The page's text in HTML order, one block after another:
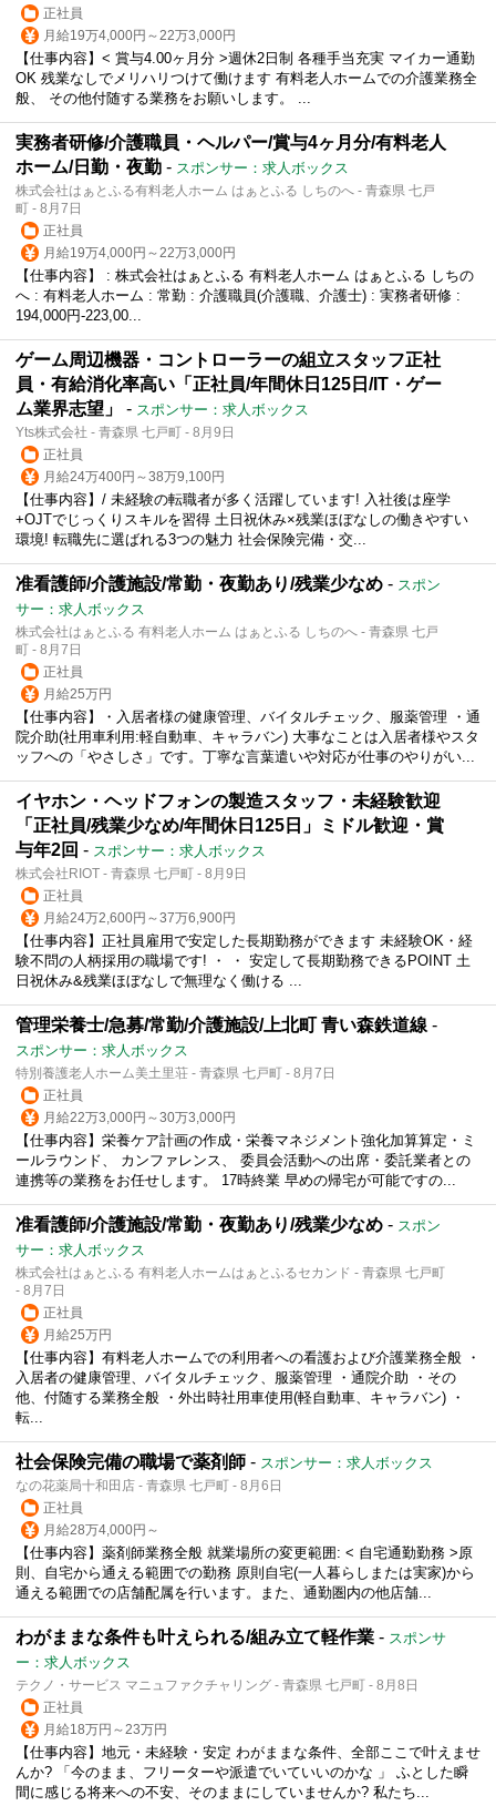
正社員
月給19万4,000円～22万3,000円
【仕事内容】< 賞与4.00ヶ月分 >週休2日制 各種手当充実 マイカー通勤
OK 残業なしでメリハリつけて働けます 有料老人ホームでの介護業務全
般、 その他付随する業務をお願いします。 ...
実務者研修/介護職員・ヘルパー/賞与4ヶ月分/有料老人
ホーム/日勤・夜勤 - スポンサー：求人ボックス
株式会社はぁとふる有料老人ホーム はぁとふる しちのへ - 青森県 七戸
町 - 8月7日
正社員
月給19万4,000円～22万3,000円
【仕事内容】 : 株式会社はぁとふる 有料老人ホーム はぁとふる しちの
へ : 有料老人ホーム : 常勤 : 介護職員(介護職、介護士) : 実務者研修 :
194,000円-223,00...
ゲーム周辺機器・コントローラーの組立スタッフ正社
員・有給消化率高い「正社員/年間休日125日/IT・ゲー
ム業界志望」
- スポンサー：求人ボックス
Yts株式会社 - 青森県 七戸町 - 8月9日
正社員
月給24万400円～38万9,100円
【仕事内容】/ 未経験の転職者が多く活躍しています! 入社後は座学
+OJTでじっくりスキルを習得 土日祝休み×残業ほぼなしの働きやすい
環境! 転職先に選ばれる3つの魅力 社会保険完備・交...
准看護師/介護施設/常勤・夜勤あり/残業少なめ - スポン
サー：求人ボックス
株式会社はぁとふる 有料老人ホーム はぁとふる しちのへ - 青森県 七戸
町 - 8月7日
正社員
月給25万円
【仕事内容】・入居者様の健康管理、バイタルチェック、服薬管理 ・通
院介助(社用車利用:軽自動車、キャラバン) 大事なことは入居者様やスタ
ッフへの「やさしさ」です。丁寧な言葉遣いや対応が仕事のやりがい...
イヤホン・ヘッドフォンの製造スタッフ・未経験歓迎
「正社員/残業少なめ/年間休日125日」ミドル歓迎・賞
与年2回 - スポンサー：求人ボックス
株式会社RIOT - 青森県 七戸町 - 8月9日
正社員
月給24万2,600円～37万6,900円
【仕事内容】正社員雇用で安定した長期勤務ができます 未経験OK・経
験不問の人柄採用の職場です! ・ ・ 安定して長期勤務できるPOINT 土
日祝休み&残業ほぼなしで無理なく働ける ...
管理栄養士/急募/常勤/介護施設/上北町 青い森鉄道線 -
スポンサー：求人ボックス
特別養護老人ホーム美土里荘 - 青森県 七戸町 - 8月7日
正社員
月給22万3,000円～30万3,000円
【仕事内容】栄養ケア計画の作成・栄養マネジメント強化加算算定・ミ
ールラウンド、 カンファレンス、 委員会活動への出席・委託業者との
連携等の業務をお任せします。 17時終業 早めの帰宅が可能ですの...
准看護師/介護施設/常勤・夜勤あり/残業少なめ - スポン
サー：求人ボックス
株式会社はぁとふる 有料老人ホームはぁとふるセカンド - 青森県 七戸町
- 8月7日
正社員
月給25万円
【仕事内容】有料老人ホームでの利用者への看護および介護業務全般 ・
入居者の健康管理、バイタルチェック、服薬管理 ・通院介助 ・その
他、付随する業務全般 ・外出時社用車使用(軽自動車、キャラバン) ・
転...
社会保険完備の職場で薬剤師 - スポンサー：求人ボックス
なの花薬局十和田店 - 青森県 七戸町 - 8月6日
正社員
月給28万4,000円～
【仕事内容】薬剤師業務全般 就業場所の変更範囲: < 自宅通勤勤務 >原
則、自宅から通える範囲での勤務 原則自宅(一人暮らしまたは実家)から
通える範囲での店舗配属を行います。また、通勤圏内の他店舗...
わがままな条件も叶えられる/組み立て軽作業 - スポンサ
ー：求人ボックス
テクノ・サービス マニュファクチャリング - 青森県 七戸町 - 8月8日
正社員
月給18万円～23万円
【仕事内容】地元・未経験・安定 わがままな条件、全部ここで叶えませ
んか? 「今のまま、フリーターや派遣でいていいのかな 」 ふとした瞬
間に感じる将来への不安、そのままにしていませんか? 私たち...